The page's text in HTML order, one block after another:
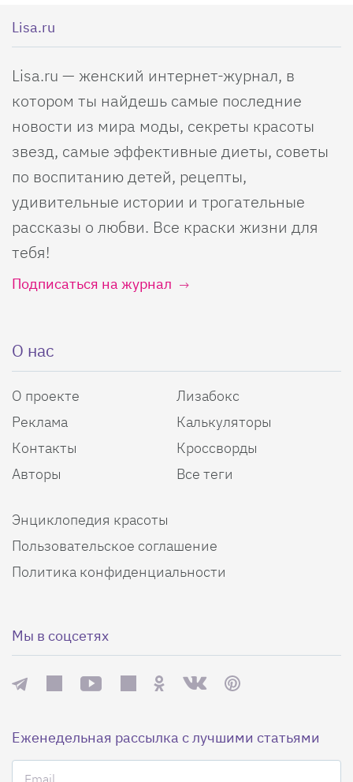
Lisa.ru
Lisa.ru — женский интернет-журнал, в
котором ты найдешь самые последние
новости из мира моды, секреты красоты
звезд, самые эффективные диеты, советы
по воспитанию детей, рецепты,
удивительные истории и трогательные
рассказы о любви. Все краски жизни для
тебя!
Подписаться на журнал
О нас
О проекте
Реклама
Контакты
Авторы
Лизабокс
Калькуляторы
Кроссворды
Все теги
Энциклопедия красоты
Пользовательское соглашение
Политика конфиденциальности
Мы в соцсетях
Еженедельная рассылка с лучшими статьями